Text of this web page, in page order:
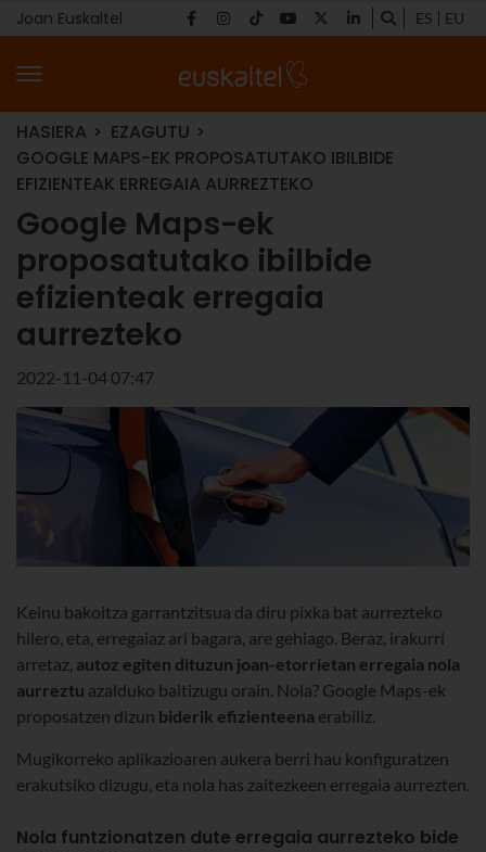
Joan Euskaltel ES EU
HASIERA
EZAGUTU
GOOGLE MAPS-EK PROPOSATUTAKO IBILBIDE
EFIZIENTEAK ERREGAIA AURREZTEKO
Google Maps-ek
proposatutako ibilbide
efizienteak erregaia
aurrezteko
2022-11-04 07:47
Keinu bakoitza garrantzitsua da diru pixka bat aurrezteko
hilero, eta, erregaiaz ari bagara, are gehiago. Beraz, irakurri
arretaz, autoz egiten dituzun joan-etorrietan erregaia nola
aurreztu azalduko baitizugu orain. Nola? Google Maps-ek
proposatzen dizun biderik efizienteena erabiliz.
Mugikorreko aplikazioaren aukera berri hau konfiguratzen
erakutsiko dizugu, eta nola has zaitezkeen erregaia aurrezten.
Nola funtzionatzen dute erregaia aurrezteko bide